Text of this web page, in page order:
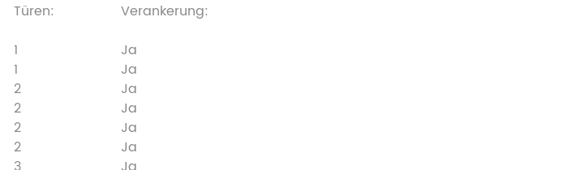
Türen:
Verankerung:
1
Ja
1
Ja
2
Ja
2
Ja
2
Ja
2
Ja